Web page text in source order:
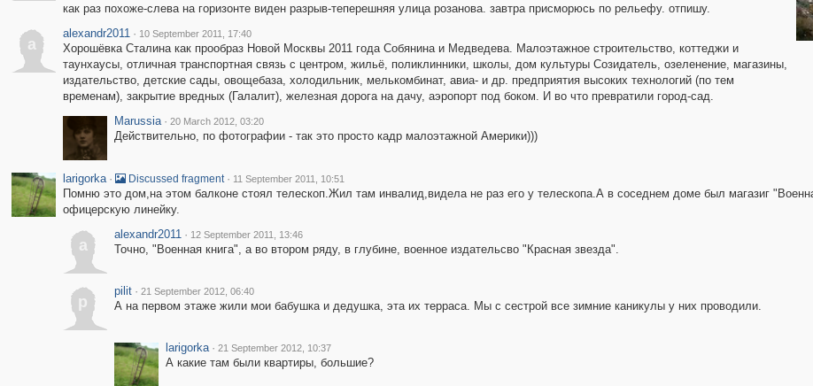
как раз похоже-слева на горизонте виден разрыв-теперешняя улица розанова. завтра присморюсь по рельефу. отпишу.
a
alexandr2011 · 10 September 2011, 17:40
Хорошёвка Сталина как прообраз Новой Москвы 2011 года Собянина и Медведева. Малоэтажное строительство, коттеджи и
таунхаусы, отличная транспортная связь с центром, жильё, поликлинники, школы, дом культуры Созидатель, озеленение, магазины,
издательство, детские сады, овощебаза, холодильник, мелькомбинат, авиа- и др. предприятия высоких технологий (по тем
временам), закрытие вредных (Галалит), железная дорога на дачу, аэропорт под боком. И во что превратили город-сад.
Marussia · 20 March 2012, 03:20
Действительно, по фотографии - так это просто кадр малоэтажной Америки)))
larigorka · Discussed fragment · 11 September 2011, 10:51
Помню это дом,на этом балконе стоял телескоп.Жил там инвалид,видела не раз его у телескопа.А в соседнем доме был магазиг
офицерскую линейку.
a
alexandr2011 · 12 September 2011, 13:46
Точно, "Военная книга", а во втором ряду, в глубине, военное издательсво "Красная звезда".
p
pilit · 21 September 2012, 06:40
А на первом этаже жили мои бабушка и дедушка, эта их терраса. Мы с сестрой все зимние каникулы у них проводили.
larigorka · 21 September 2012, 10:37
А какие там были квартиры, большие?